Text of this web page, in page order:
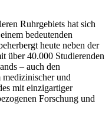
Ruhrgebiets hat sich
bedeutenden
heute neben der
über 40.000 Studierenden
– auch den
und
mit einzigartiger
Forschung und